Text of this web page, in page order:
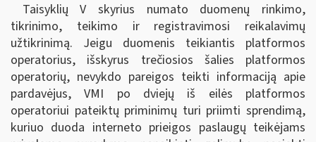
Taisyklių V skyrius numato duomenų rinkimo,
tikrinimo, teikimo ir registravimosi reikalavimų
užtikrinimą. Jeigu duomenis teikiantis platformos
operatorius, išskyrus trečiosios šalies platformos
operatorių, nevykdo pareigos teikti informaciją apie
pardavėjus, VMI po dviejų iš eilės platformos
operatoriui pateiktų priminimų turi priimti sprendimą,
kuriuo duoda interneto prieigos paslaugų teikėjams